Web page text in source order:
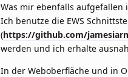
Was mir ebenfalls aufgefallen
Ich benutze die EWS
(https://github.com/
werden und ich erhalte
In der Weboberfläche und in